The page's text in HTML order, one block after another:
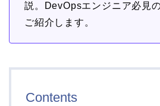
説。DevOpsエンジニア必見
ご紹介します。
Contents